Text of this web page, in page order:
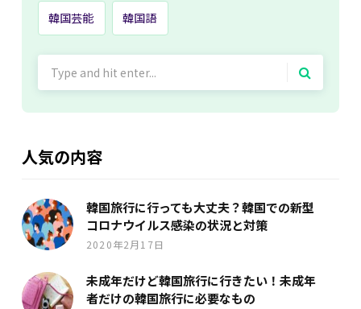
韓国芸能 韓国語
人気の内容
韓国旅行に行っても大丈夫？韓国での新型
コロナウイルス感染の状況と対策
2020年2月17日
未成年だけど韓国旅行に行きたい！未成年
者だけの韓国旅行に必要なもの